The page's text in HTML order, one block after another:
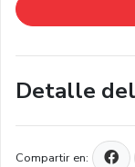
Detalle
Compartir en: